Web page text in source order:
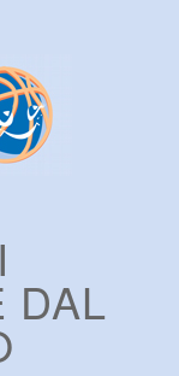
DAL